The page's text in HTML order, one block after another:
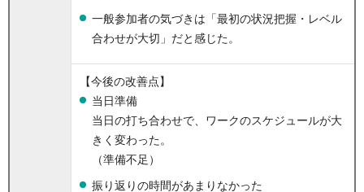
一般参加者の気づきは「最初の状況把握・レベル
合わせが大切」だと感じた。
【今後の改善点】
当日準備
当日の打ち合わせで、ワークのスケジュールが大
きく変わった。
（準備不足）
振り返りの時間があまりなかった